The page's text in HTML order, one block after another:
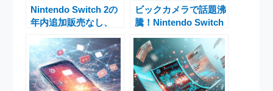
Nintendo Switch 2の
年内追加販売なし、
む家庭の購入判断ポイ
ント
ビックカメラで話題沸
騰！Nintendo Switch
の販売・抽選・注目ポ
イント総まとめ